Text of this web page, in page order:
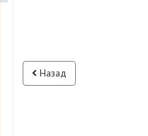
Назад